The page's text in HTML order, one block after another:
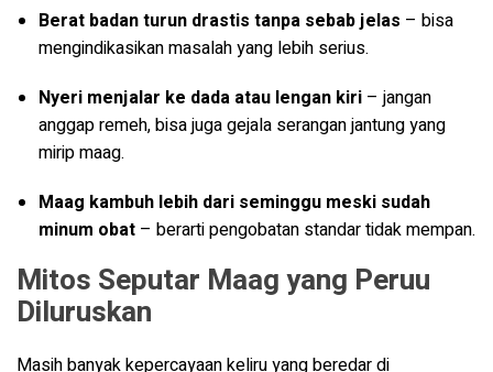
Berat badan turun drastis tanpa sebab jelas – bisa
mengindikasikan masalah yang lebih serius.
Nyeri menjalar ke dada atau lengan kiri – jangan
anggap remeh, bisa juga gejala serangan jantung yang
mirip maag.
Maag kambuh lebih dari seminggu meski sudah
minum obat – berarti pengobatan standar tidak mempan.
Mitos Seputar Maag yang Peruu
Diluruskan
Masih banyak kepercayaan keliru yang beredar di